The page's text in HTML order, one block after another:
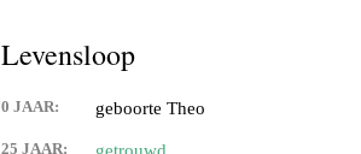
Levensloop
0 JAAR: geboorte Theo
25 JAAR: